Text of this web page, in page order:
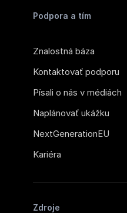
Podpora a tím
Znalostná báza
Kontaktovať podporu
Písali o nás v médiách
Naplánovať ukážku
NextGenerationEU
Kariéra
Zdroje